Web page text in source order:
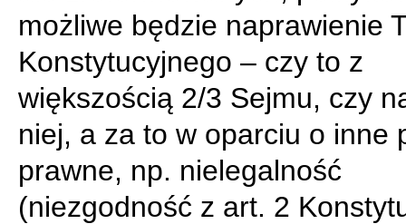
możliwe będzie naprawienie
Konstytucyjnego – czy to z
większością 2/3 Sejmu, czy
niej, a za to w oparciu o inne
prawne, np. nielegalność
(niezgodność z art. 2